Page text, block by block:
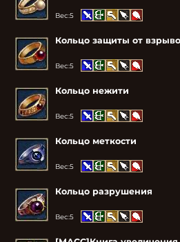
Вес:5
Кольцо защиты от
Вес:5
Кольцо нежити
Вес:5
Кольцо меткости
Вес:5
Кольцо разрушения
Вес:5